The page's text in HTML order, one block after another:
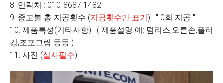
8. 연락처 : 010-8687 1482
9. 중고볼 총 지공횟수 (지공횟수만 표기) : " 0회 지공 "
10. 제품특성(기타사항) : ( 제품설명 예: 덤리스,오른손,플러
깅,조포그립 등등 )
11. 사진 (실사필수) :